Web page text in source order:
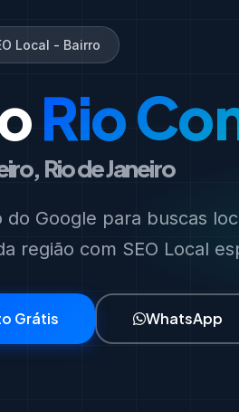
Local - Bairro
Rio
Rio de Janeiro
Google para buscas
região com SEO Local
Grátis WhatsApp